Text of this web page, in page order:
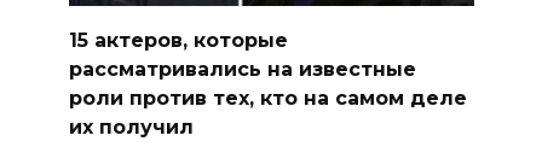
15 актеров, которые
рассматривались на известные
роли против тех, кто на самом деле
их получил